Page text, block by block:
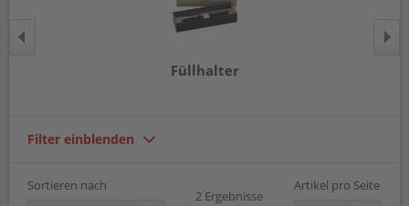
Füllhalter
Filter einblenden
Sortieren nach
2 Ergebnisse
Artikel pro Seite